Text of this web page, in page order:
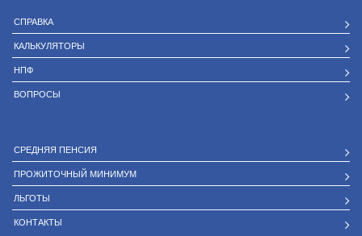
СПРАВКА
КАЛЬКУЛЯТОРЫ
НПФ
ВОПРОСЫ
СРЕДНЯЯ ПЕНСИЯ
ПРОЖИТОЧНЫЙ МИНИМУМ
ЛЬГОТЫ
КОНТАКТЫ